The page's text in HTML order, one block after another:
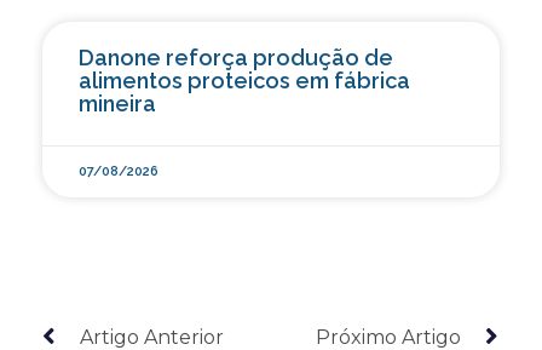
Danone reforça produção de
alimentos proteicos em fábrica
mineira
07/08/2026
Artigo Anterior Próximo Artigo